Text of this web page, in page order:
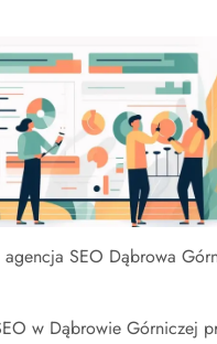
agencja SEO Dąbrowa
w Dąbrowie Górniczej